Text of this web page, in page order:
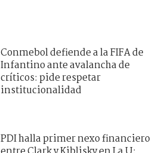
Conmebol defiende a la FIFA de
Infantino ante avalancha de
críticos: pide respetar
institucionalidad
PDI halla primer nexo financiero